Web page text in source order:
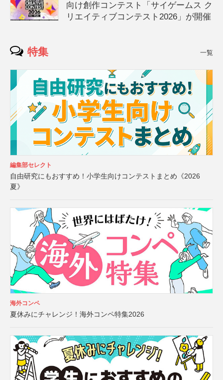
向け創作コンテスト「サイゲームス ク
リエイティブコンテスト2026」が開催
特集 一覧
編集部セレクト
自由研究にもおすすめ！小学生向けコンテストまとめ《2026
夏》
海外コンペ
夏休みにチャレンジ！海外コンペ特集2026